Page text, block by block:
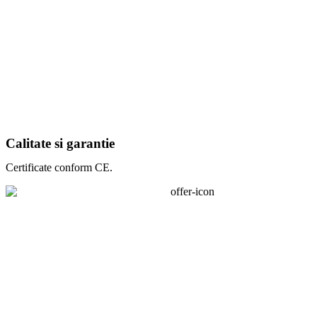
Calitate si garantie
Certificate conform CE.